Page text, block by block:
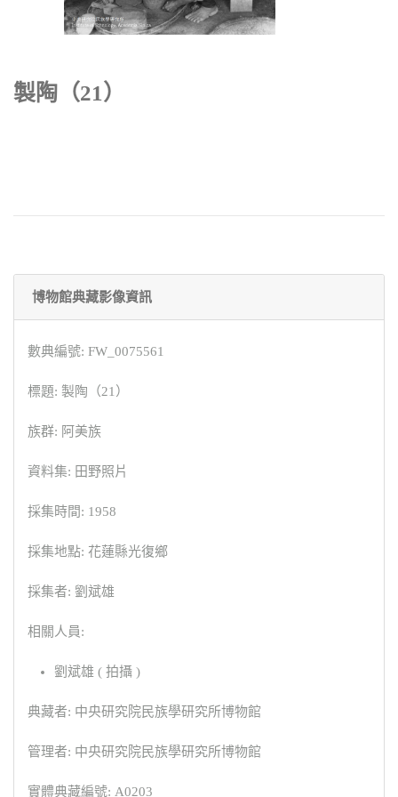
製陶（21）
博物館典藏影像資訊
數典編號: FW_0075561
標題: 製陶（21）
族群: 阿美族
資料集: 田野照片
採集時間: 1958
採集地點: 花蓮縣光復鄉
採集者: 劉斌雄
相關人員:
劉斌雄 ( 拍攝 )
典藏者: 中央研究院民族學研究所博物館
管理者: 中央研究院民族學研究所博物館
實體典藏編號: A0203